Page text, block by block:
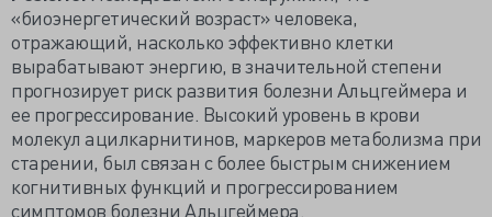
«биоэнергетический возраст» человека,
отражающий, насколько эффективно клетки
вырабатывают энергию, в значительной степени
прогнозирует риск развития болезни Альцгеймера и
ее прогрессирование. Высокий уровень в крови
молекул ацилкарнитинов, маркеров метаболизма при
старении, был связан с более быстрым снижением
когнитивных функций и прогрессированием
симптомов болезни Альцгеймера.